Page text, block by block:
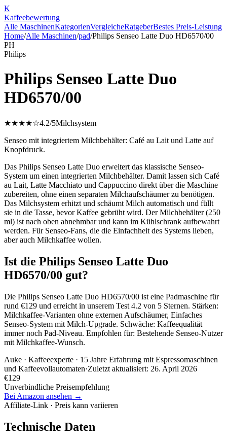
K
Kaffeebewertung
Alle MaschinenKategorienVergleicheRatgeberBestes Preis-Leistung
Home/Alle Maschinen/pad/Philips Senseo Latte Duo HD6570/00
PH
Philips
Philips Senseo Latte Duo
HD6570/00
★★★★☆4.2/5Milchsystem
Senseo mit integriertem Milchbehälter: Café au Lait und Latte auf
Knopfdruck.
Das Philips Senseo Latte Duo erweitert das klassische Senseo-
System um einen integrierten Milchbehälter. Damit lassen sich Café
au Lait, Latte Macchiato und Cappuccino direkt über die Maschine
zubereiten, ohne einen separaten Milchaufschäumer zu benötigen.
Das Milchsystem erhitzt und schäumt Milch automatisch und füllt
sie in die Tasse, bevor Kaffee gebrüht wird. Der Milchbehälter (250
ml) ist nach oben abnehmbar und kann im Kühlschrank aufbewahrt
werden. Für Senseo-Fans, die die Einfachheit des Systems lieben,
aber auch Milchkaffee wollen.
Ist die Philips Senseo Latte Duo
HD6570/00 gut?
Die Philips Senseo Latte Duo HD6570/00 ist eine Padmaschine für
rund €129 und erreicht in unserem Test 4.2 von 5 Sternen. Stärken:
Milchkaffee-Varianten ohne externen Aufschäumer, Einfaches
Senseo-System mit Milch-Upgrade. Schwäche: Kaffeequalität
immer noch Pad-Niveau. Empfohlen für: Bestehende Senseo-Nutzer
mit Milchkaffee-Wunsch.
Auke · Kaffeeexperte · 15 Jahre Erfahrung mit Espressomaschinen
und Kaffeevollautomaten·Zuletzt aktualisiert: 26. April 2026
€129
Unverbindliche Preisempfehlung
Bei Amazon ansehen →
Affiliate-Link · Preis kann variieren
Technische Daten